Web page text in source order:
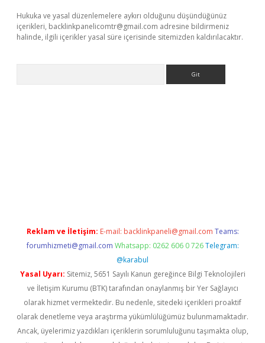
Hukuka ve yasal düzenlemelere aykırı olduğunu düşündüğünüz
içerikleri, backlinkpanelicomtr@gmail.com adresine bildirmeniz
halinde, ilgili içerikler yasal süre içerisinde sitemizden kaldırılacaktır.
Reklam ve İletişim: E-mail: backlinkpaneli@gmail.com Teams:
forumhizmeti@gmail.com Whatsapp: 0262 606 0 726 Telegram:
@karabul
Yasal Uyarı: Sitemiz, 5651 Sayılı Kanun gereğince Bilgi Teknolojileri
ve İletişim Kurumu (BTK) tarafından onaylanmış bir Yer Sağlayıcı
olarak hizmet vermektedir. Bu nedenle, sitedeki içerikleri proaktif
olarak denetleme veya araştırma yükümlülüğümüz bulunmamaktadır.
Ancak, üyelerimiz yazdıkları içeriklerin sorumluluğunu taşımakta olup,